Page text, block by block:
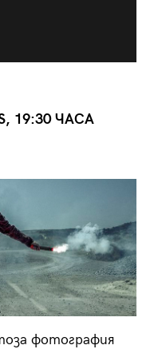
19:30ЧАСА
фотография